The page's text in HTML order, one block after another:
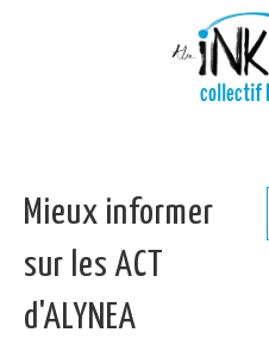
collectif
Nos
Mieux informer
sur les ACT
d'ALYNEA